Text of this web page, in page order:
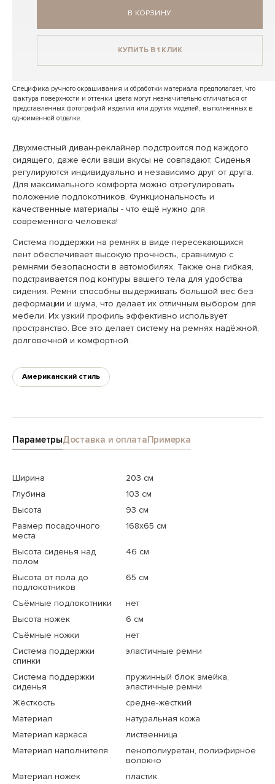
В КОРЗИНУ
КУПИТЬ В 1 КЛИК
Специфика ручного окрашивания и обработки материала предполагает, что
фактура поверхности и оттенки цвета могут незначительно отличаться от
представленных фотографий изделия или других моделей, выполненных в
одноименной отделке.
Двухместный диван-реклайнер подстроится под каждого
сидящего, даже если ваши вкусы не совпадают. Сиденья
регулируются индивидуально и независимо друг от друга.
Для максимального комфорта можно отрегулировать
положение подлокотников. Функциональность и
качественные материалы - что ещё нужно для
современного человека!
Система поддержки на ремнях в виде пересекающихся
лент обеспечивает высокую прочность, сравнимую с
ремнями безопасности в автомобилях. Также она гибкая,
подстраивается под контуры вашего тела для удобства
сидения. Ремни способны выдерживать большой вес без
деформации и шума, что делает их отличным выбором для
мебели. Их узкий профиль эффективно использует
пространство. Все это делает систему на ремнях надёжной,
долговечной и комфортной.
Американский стиль
ПараметрыДоставка и оплатаПримерка
Ширина
203 см
Глубина
103 см
Высота
93 см
Размер посадочного
места
168x65 см
Высота сиденья над
полом
46 см
Высота от пола до
подлокотников
65 см
Съёмные подлокотники
нет
Высота ножек
6 см
Съёмные ножки
нет
Система поддержки
спинки
эластичные ремни
Система поддержки
сиденья
пружинный блок змейка,
эластичные ремни
Жёсткость
средне-жёсткий
Материал
натуральная кожа
Материал каркаса
лиственница
Материал наполнителя
пенополиуретан, полиэфирное
волокно
Материал ножек
пластик